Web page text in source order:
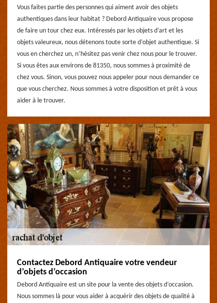
Vous faites partie des personnes qui aiment avoir des objets
authentiques dans leur habitat ? Debord Antiquaire vous propose
de faire un tour chez eux. Intéressés par les objets d’art et les
objets valeureux, nous détenons toute sorte d’objet authentique. Si
vous en cherchez un, n’hésitez pas venir chez nous pour le trouver.
Si vous êtes aux environs de 81350, nous sommes à proximité de
chez vous. Sinon, vous pouvez nous appeler pour nous demander ce
que vous cherchez. Nous sommes à votre disposition et prêt à vous
aider à le trouver.
Contactez Debord Antiquaire votre vendeur
d’objets d’occasion
Debord Antiquaire est un site pour la vente des objets d’occasion.
Nous sommes là pour vous aider à acquérir des objets de qualité à